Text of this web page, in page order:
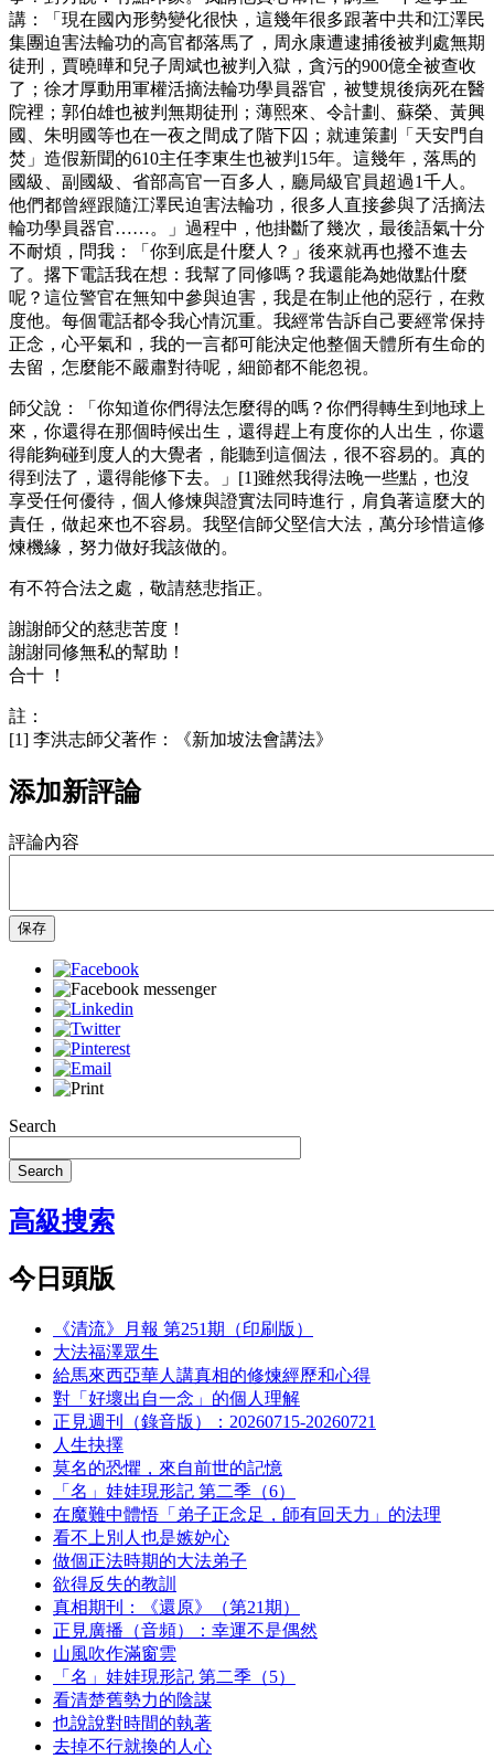
講：「現在國內形勢變化很快，這幾年很多跟著中共和江澤民
集團迫害法輪功的高官都落馬了，周永康遭逮捕後被判處無期
徒刑，賈曉曄和兒子周斌也被判入獄，貪污的900億全被查收
了；徐才厚動用軍權活摘法輪功學員器官，被雙規後病死在醫
院裡；郭伯雄也被判無期徒刑；薄熙來、令計劃、蘇榮、黃興
國、朱明國等也在一夜之間成了階下囚；就連策劃「天安門自
焚」造假新聞的610主任李東生也被判15年。這幾年，落馬的
國級、副國級、省部高官一百多人，廳局級官員超過1千人。
他們都曾經跟隨江澤民迫害法輪功，很多人直接參與了活摘法
輪功學員器官……。」過程中，他掛斷了幾次，最後語氣十分
不耐煩，問我：「你到底是什麼人？」後來就再也撥不進去
了。撂下電話我在想：我幫了同修嗎？我還能為她做點什麼
呢？這位警官在無知中參與迫害，我是在制止他的惡行，在救
度他。每個電話都令我心情沉重。我經常告訴自己要經常保持
正念，心平氣和，我的一言都可能決定他整個天體所有生命的
去留，怎麼能不嚴肅對待呢，細節都不能忽視。
師父說：「你知道你們得法怎麼得的嗎？你們得轉生到地球上
來，你還得在那個時候出生，還得趕上有度你的人出生，你還
得能夠碰到度人的大覺者，能聽到這個法，很不容易的。真的
得到法了，還得能修下去。」[1]雖然我得法晚一些點，也沒
享受任何優待，個人修煉與證實法同時進行，肩負著這麼大的
責任，做起來也不容易。我堅信師父堅信大法，萬分珍惜這修
煉機緣，努力做好我該做的。
有不符合法之處，敬請慈悲指正。
謝謝師父的慈悲苦度！
謝謝同修無私的幫助！
合十 ！
註：
[1] 李洪志師父著作：《新加坡法會講法》
添加新評論
評論內容
保存
Search
Search
高級搜索
今日頭版
《清流》月報 第251期（印刷版）
大法福澤眾生
給馬來西亞華人講真相的修煉經歷和心得
對「好壞出自一念」的個人理解
正見週刊（錄音版）：20260715-20260721
人生抉擇
莫名的恐懼，來自前世的記憶
「名」娃娃現形記 第二季（6）
在魔難中體悟「弟子正念足，師有回天力」的法理
看不上別人也是嫉妒心
做個正法時期的大法弟子
欲得反失的教訓
真相期刊：《還原》（第21期）
正見廣播（音頻）：幸運不是偶然
山風吹作滿窗雲
「名」娃娃現形記 第二季（5）
看清楚舊勢力的陰謀
也說說對時間的執著
去掉不行就換的人心